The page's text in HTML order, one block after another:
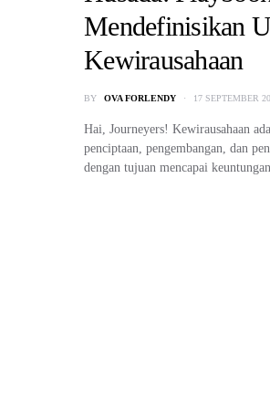
Mendefinisikan
Kewirausahaan
BY OVA FORLENDY 17 SEPTEMBER
Hai, Journeyers! Kewirausahaan
penciptaan, pengembangan, dan
dengan tujuan mencapai